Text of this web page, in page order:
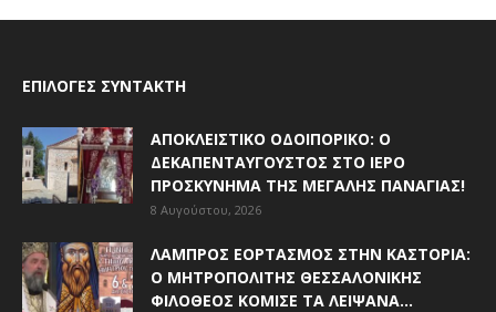
ΕΠΙΛΟΓΈΣ ΣΥΝΤΆΚΤΗ
ΑΠΟΚΛΕΙΣΤΙΚΟ ΟΔΟΙΠΟΡΙΚΟ: Ο
ΔΕΚΑΠΕΝΤΑΎΓΟΥΣΤΟΣ ΣΤΟ ΙΕΡΌ
ΠΡΟΣΚΎΝΗΜΑ ΤΗΣ ΜΕΓΆΛΗΣ ΠΑΝΑΓΊΑΣ!
8 Αυγούστου, 2026
ΛΑΜΠΡΌΣ ΕΟΡΤΑΣΜΌΣ ΣΤΗΝ ΚΑΣΤΟΡΙΆ:
Ο ΜΗΤΡΟΠΟΛΊΤΗΣ ΘΕΣΣΑΛΟΝΊΚΗΣ
ΦΙΛΌΘΕΟΣ ΚΌΜΙΣΕ ΤΑ ΛΕΊΨΑΝΑ...